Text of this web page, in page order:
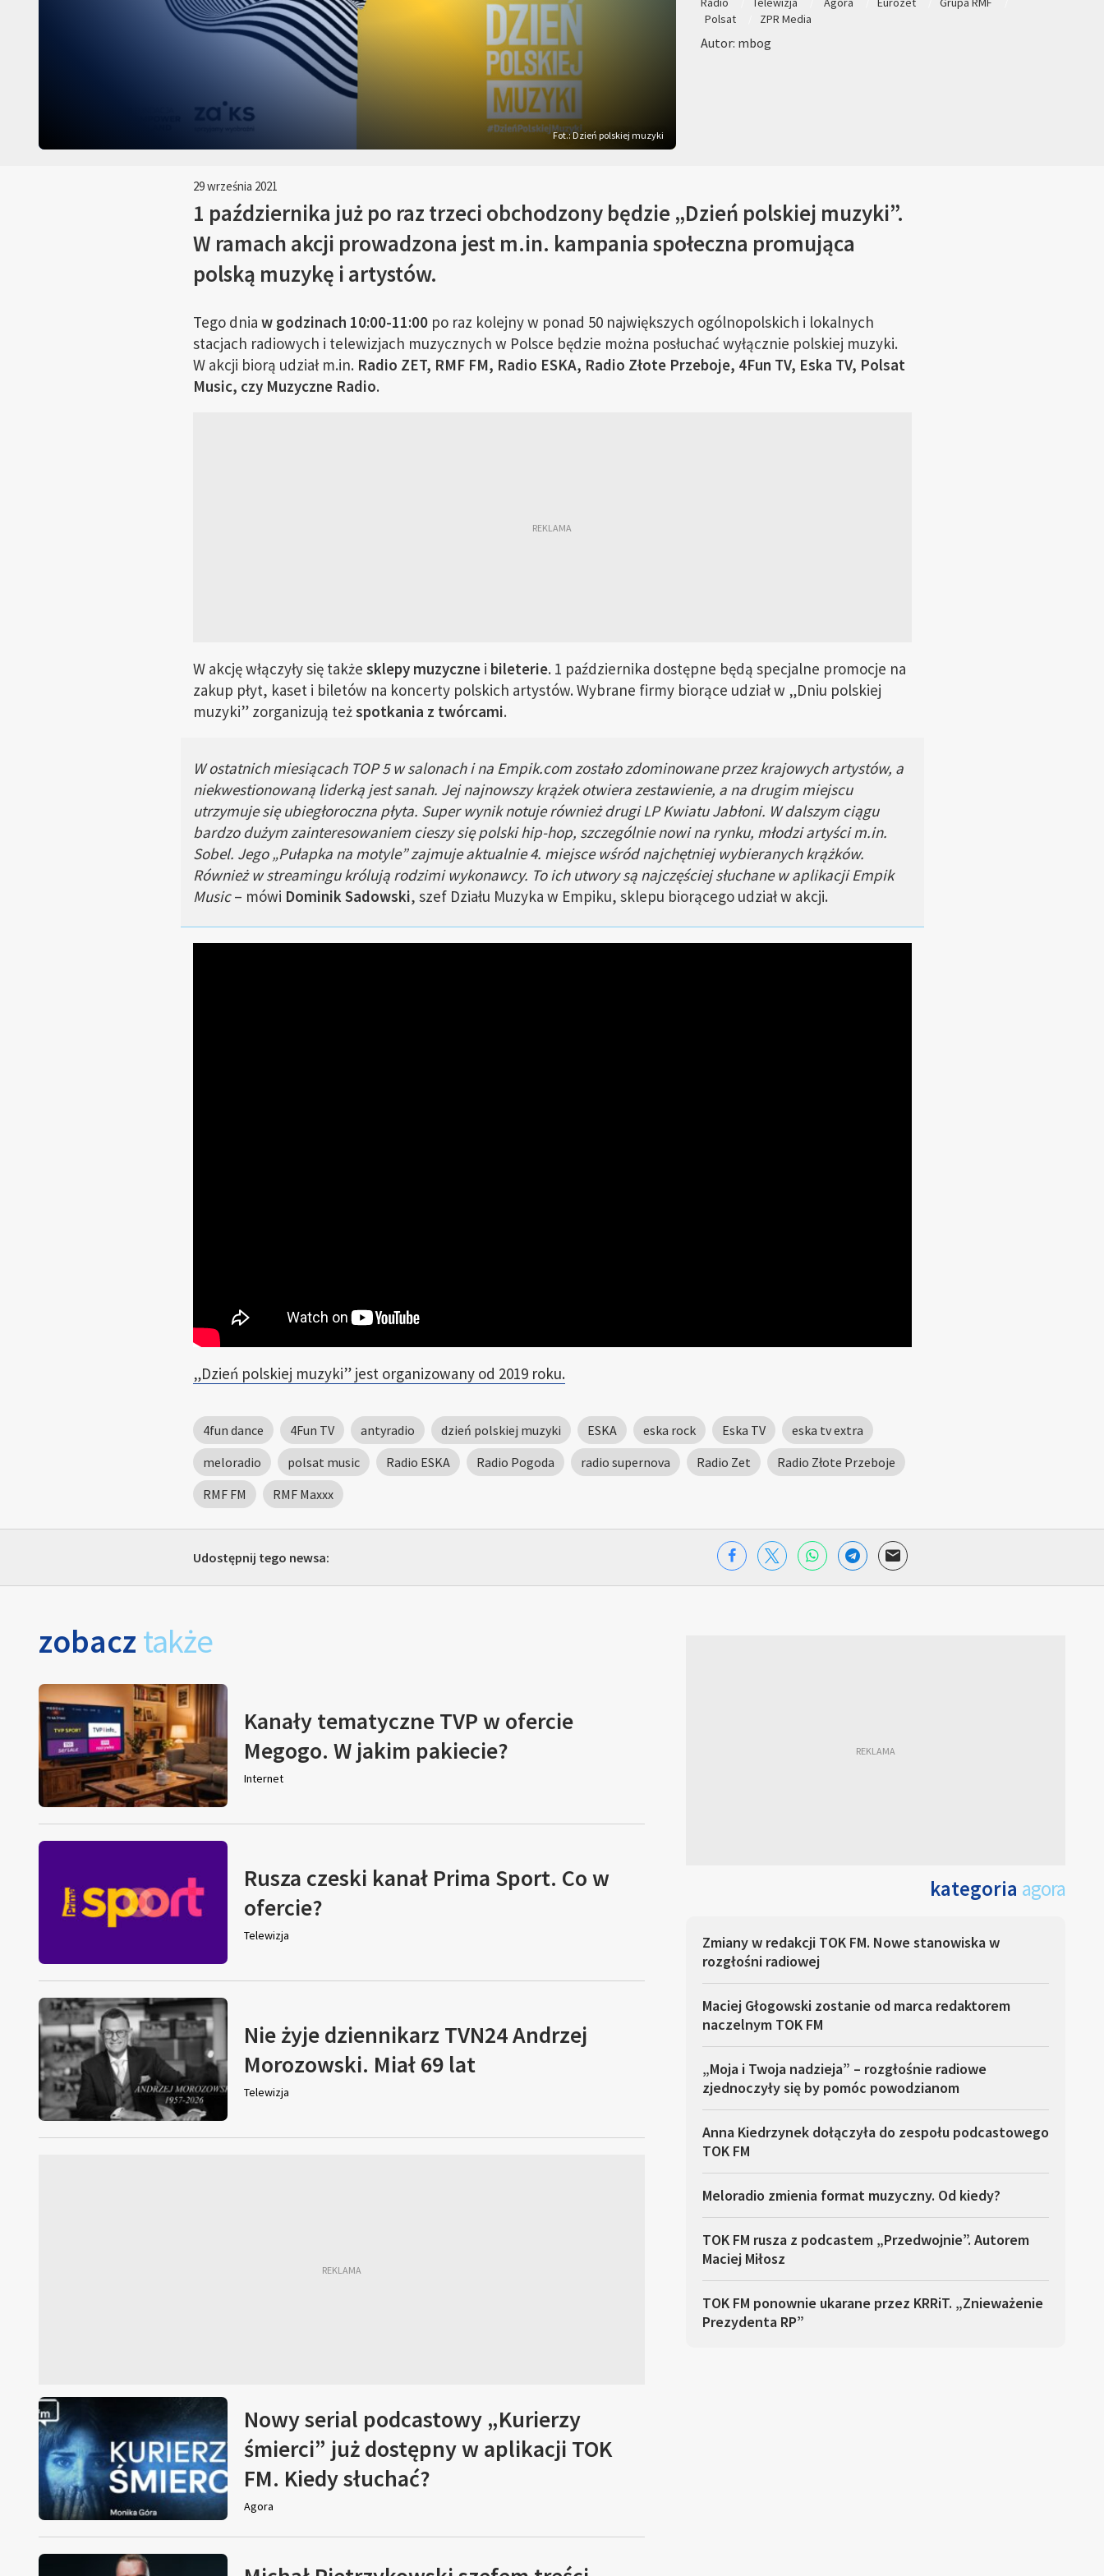
Polsat
ZPR Media
Autor: mbog
Fot.: Dzień polskiej muzyki
29 września 2021
1 października już po raz trzeci obchodzony będzie „Dzień polskiej muzyki”.
W ramach akcji prowadzona jest m.in. kampania społeczna promująca
polską muzykę i artystów.
Tego dnia w godzinach 10:00-11:00po raz kolejny w ponad 50 największych ogólnopolskich i lokalnych
stacjach radiowych i telewizjach muzycznych w Polsce będzie można posłuchać wyłącznie polskiej muzyki.
W akcji biorą udział m.in. Radio ZET, RMF FM, Radio ESKA, Radio Złote Przeboje, 4Fun TV, Eska TV, Polsat
Music, czy Muzyczne Radio.
W akcję włączyły się także sklepy muzycznei bileterie. 1 października dostępne będą specjalne promocje na
zakup płyt, kaset i biletów na koncerty polskich artystów. Wybrane firmy biorące udział w „Dniu polskiej
muzyki” zorganizują teżspotkania z twórcami.
W ostatnich miesiącach TOP 5 w salonach i na Empik.com zostało zdominowane przez krajowych artystów, a
niekwestionowaną liderką jest sanah. Jej najnowszy krążek otwiera zestawienie, a na drugim miejscu
utrzymuje się ubiegłoroczna płyta. Super wynik notuje również drugi LP Kwiatu Jabłoni. W dalszym ciągu
bardzo dużym zainteresowaniem cieszy się polski hip-hop, szczególnie nowi na rynku, młodzi artyści m.in.
Sobel. Jego „Pułapka na motyle” zajmuje aktualnie 4. miejsce wśród najchętniej wybieranych krążków.
Również w streamingu królują rodzimi wykonawcy. To ich utwory są najczęściej słuchane w aplikacji Empik
Music– mówi Dominik Sadowski, szef Działu Muzyka w Empiku, sklepu biorącego udział w akcji.
„Dzień polskiej muzyki” jest organizowany od 2019 roku.
4fun dance 4Fun TV antyradio dzień polskiej muzyki ESKA eska rock Eska TV
eska tv extra
meloradio
polsat music Radio ESKA Radio Pogoda radio supernova Radio Zet
Radio Złote Przeboje
RMF FM
RMF Maxxx
Udostępnij tego newsa:
zobacz także
Kanały tematyczne TVP w ofercie
Megogo. W jakim pakiecie?
Internet
Rusza czeski kanał Prima Sport. Co w
ofercie?
Telewizja
Nie żyje dziennikarz TVN24 Andrzej
Morozowski. Miał 69 lat
Telewizja
Nowy serial podcastowy „Kurierzy
śmierci” już dostępny w aplikacji TOK
FM. Kiedy słuchać?
Agora
kategoria agora
Zmiany w redakcji TOK FM. Nowe stanowiska w
rozgłośni radiowej
Maciej Głogowski zostanie od marca redaktorem
naczelnym TOK FM
„Moja i Twoja nadzieja” – rozgłośnie radiowe
zjednoczyły się by pomóc powodzianom
Anna Kiedrzynek dołączyła do zespołu podcastowego
TOK FM
Meloradio zmienia format muzyczny. Od kiedy?
TOK FM rusza z podcastem „Przedwojnie”. Autorem
Maciej Miłosz
TOK FM ponownie ukarane przez KRRiT. „Znieważenie
Prezydenta RP”